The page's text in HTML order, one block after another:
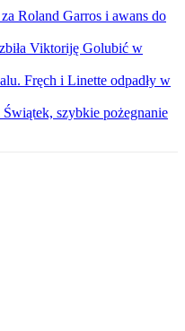
Roland Garros i awans do
Viktoriję Golubić w
Fręch i Linette odpadły w
szybkie pożegnanie